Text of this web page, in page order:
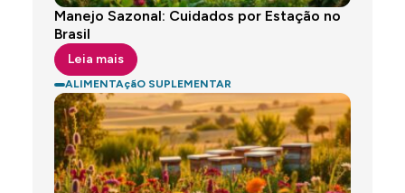
Manejo Sazonal: Cuidados por Estação no
Brasil
Leia mais
ALIMENTAçãO SUPLEMENTAR